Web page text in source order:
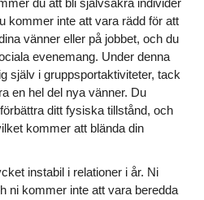
du att bli självsäkra individer
kommer inte att vara rädd för att
vänner eller på jobbet, och du
evenemang. Under denna
själv i gruppsportaktiviteter, tack
en hel del nya vänner. Du
ditt fysiska tillstånd, och
kommer att blända din
instabil i relationer i år. Ni
ni kommer inte att vara beredda